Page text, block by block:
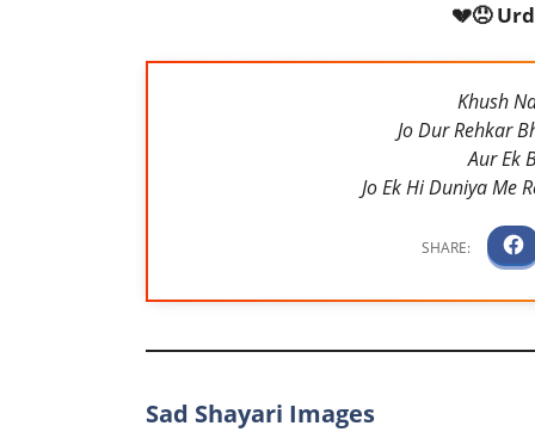
💔😞
Khush
Jo Dur Rehkar
Aur Ek
Jo Ek Hi Duniya Me
Sad Shayari Images